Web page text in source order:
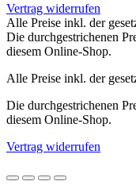
Vertrag widerrufen
Alle Preise inkl. der
Die durchgestrichenen
diesem Online-Shop.
Alle Preise inkl. der
Die durchgestrichenen
diesem Online-Shop.
Vertrag widerrufen